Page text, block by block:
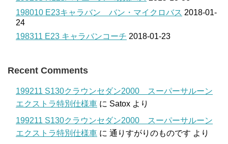
198010 E23キャラバン バン・マイクロバス 2018-01-
24
198311 E23 キャラバンコーチ 2018-01-23
Recent Comments
199211 S130クラウンセダン2000 スーパーサルーン
エクストラ特別仕様車 に Satox より
199211 S130クラウンセダン2000 スーパーサルーン
エクストラ特別仕様車 に 通りすがりのものです より